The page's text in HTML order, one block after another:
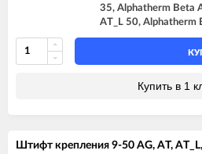
35, Alphatherm Beta
AT_L 50, Alphatherm
Купить в 1
Штифт крепления 9-50 AG, AT,